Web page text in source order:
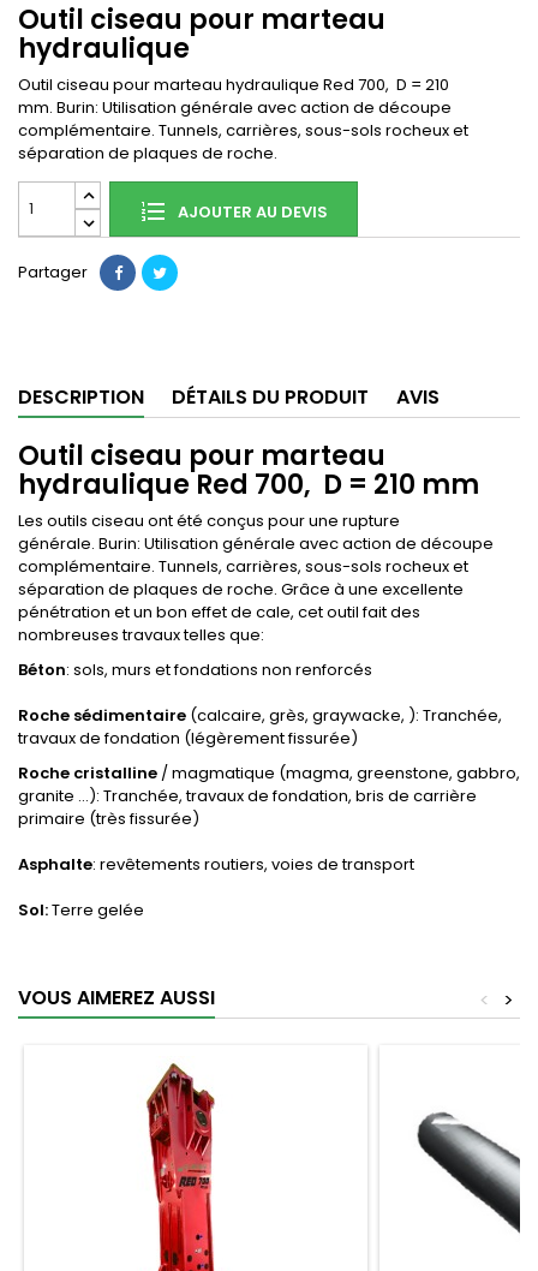
Outil ciseau pour marteau
hydraulique
Outil ciseau pour marteau hydraulique Red 700, D = 210
mm. Burin: Utilisation générale avec action de découpe
complémentaire. Tunnels, carrières, sous-sols rocheux et
séparation de plaques de roche.
AJOUTER AU DEVIS
Partager
DESCRIPTION DÉTAILS DU PRODUIT AVIS
Outil ciseau pour marteau
hydraulique Red 700, D = 210 mm
Les outils ciseau ont été conçus pour une rupture
générale. Burin: Utilisation générale avec action de découpe
complémentaire. Tunnels, carrières, sous-sols rocheux et
séparation de plaques de roche. Grâce à une excellente
pénétration et un bon effet de cale, cet outil fait des
nombreuses travaux telles que:
Béton: sols, murs et fondations non renforcés
Roche sédimentaire (calcaire, grès, graywacke, ): Tranchée,
travaux de fondation (légèrement fissurée)
Roche cristalline / magmatique (magma, greenstone, gabbro,
granite ...): Tranchée, travaux de fondation, bris de carrière
primaire (très fissurée)
Asphalte: revêtements routiers, voies de transport
Sol:Terre gelée
VOUS AIMEREZ AUSSI >
<